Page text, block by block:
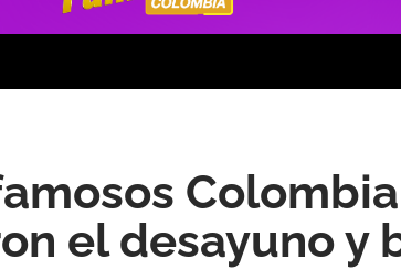
el desayuno y